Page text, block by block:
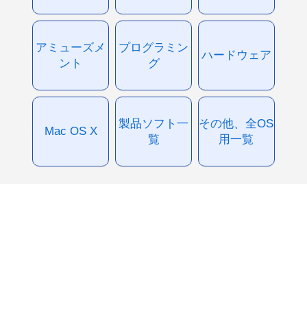
アミューズメ
ント
プログラミン
グ
ハードウェア
Mac OS X
製品ソフト一
覧
その他、全OS
用一覧